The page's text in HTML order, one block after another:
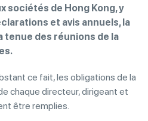
sociétés de Hong Kong, y
et avis annuels, la
tenue des réunions de la
ce fait, les obligations de la
chaque directeur, dirigeant et
être remplies.